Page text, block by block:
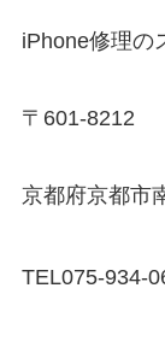
iPhone修理の
〒601-8212
京都府京都市
TEL075-934-